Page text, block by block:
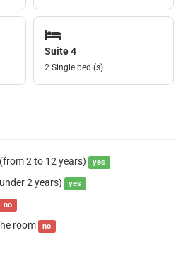
Suite 4
2 Single bed (s)
2 to 12 years) yes
2 years) yes
no
room no